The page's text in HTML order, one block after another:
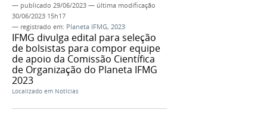
— publicado 29/06/2023 — última modificação
30/06/2023 15h17
— registrado em: Planeta IFMG, 2023
IFMG divulga edital para seleção
de bolsistas para compor equipe
de apoio da Comissão Científica
de Organização do Planeta IFMG
2023
Localizado em Notícias